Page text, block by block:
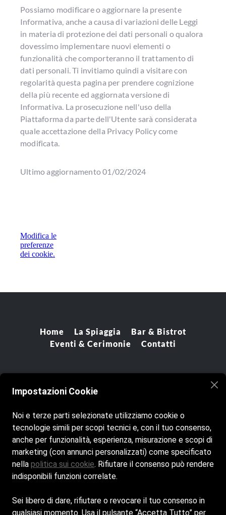
Possiamo modificare o aggiornare la presente
Informativa, anche a causa di variazioni delle Leggi
in materia di protezione dei dati personali o qualora
dovessimo implementare nuovi elementi o
funzionalità che comporteranno il trattamento di
dati personali. Ti invitiamo quindi a visitare con
regolarità questa pagina per prendere cognizione
della più recente ed aggiornata versione di
Informativa. La prosecuzione nell'uso della
Piattaforma da parte dell'Utente sarà considerata
quale accettazione della Privacy Policy come
modificata.
Ultimo aggiornamento 01/02/2024
Modifica le
preferenze
dei cookie.
Home La Spiaggia
Bar & Bistrot
Eventi & Cerimonie
Contatti
Privacy Policy
Impostazioni Cookie
Noi e terze parti selezionate utilizziamo cookie o
tecnologie simili per scopi tecnici e, con il tuo consenso,
anche per funzionalità, esperienza, misurazione e scopi di
marketing (con annunci personalizzati) come specificato
nella politica sui cookie. Rifiutare il consenso può rendere
indisponibili funzioni correlate.
Sei libero di dare, rifiutare o revocare il tuo consenso in
qualsiasi momento. Usa il pulsante “Accetta Tutto” per